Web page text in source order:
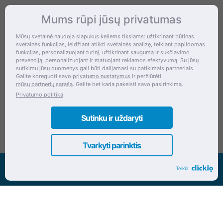
Kontaktai
Šventupės g. 28, Kaunas, Lietuva
+370 (672) 27 650
info@dokrinesa.lt
MB PETHOMEPEOPLE
Įmonės kodas: 305695822
Visos teisės saugomos www.dokrinesa.lt
Mums rūpi jūsų privatumas
Mūsų svetainė naudoja slapukus keliems tikslams: užtikrinant būtinas
svetainės funkcijas, leidžiant atlikti svetainės analizę, teikiant papildomas
funkcijas, personalizuojant turinį, užtikrinant saugumą ir sukčiavimo
prevenciją, personalizuojant ir matuojant reklamos efektyvumą. Su jūsų
sutikimu jūsų duomenys gali būti dalijamasi su patikimais partneriais.
Galite koreguoti savo privatumo nustatymus ir peržiūrėti
mūsų partnerių sąrašą. Galite bet kada pakeisti savo pasirinkimą.
Privatumo politika
Tvarkyti parinktis
Sutinku ir uždaryti
Teikia